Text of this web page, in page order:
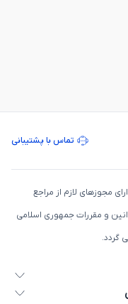
تماس با پشتیبانی
مجوزهای لازم از مراجع
و مقررات جمهوری اسلامی
گردد.